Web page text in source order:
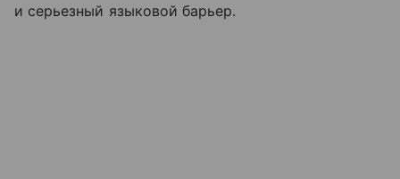
и серьезный языковой барьер.